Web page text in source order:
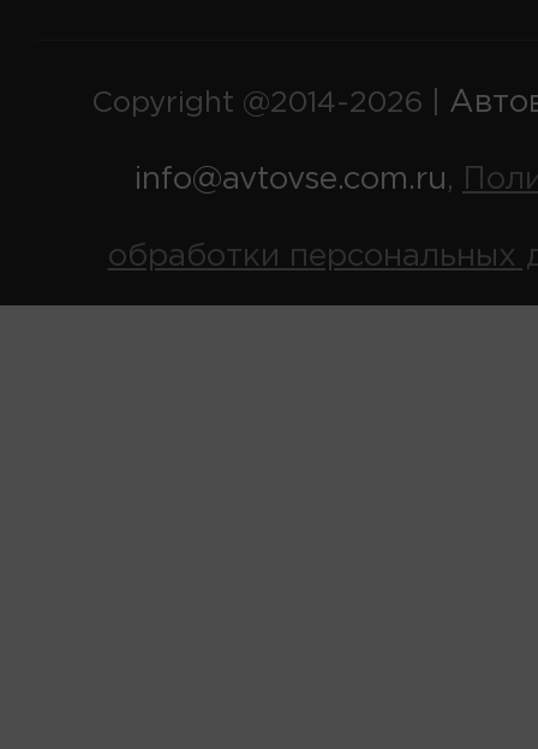
Copyright @2014-2026 |
info@avtovse.com.ru,
обработки персональных